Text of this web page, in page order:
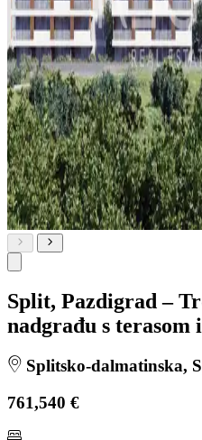
Split, Pazdigrad –
nadgrađu s
Splitsko-dalmatinska,
761,540 €